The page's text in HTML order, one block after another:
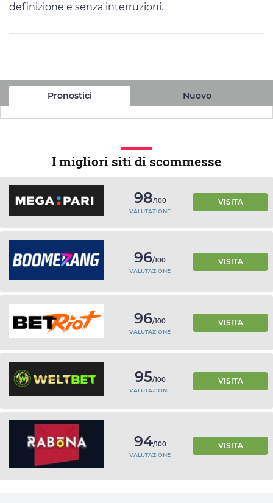
definizione e senza interruzioni.
Pronostici Nuovo
I migliori siti di scommesse
98/100
VALUTAZIONE
VISITA
96/100
VALUTAZIONE
VISITA
96/100
VALUTAZIONE
VISITA
95/100
VALUTAZIONE
VISITA
94/100
VALUTAZIONE
VISITA